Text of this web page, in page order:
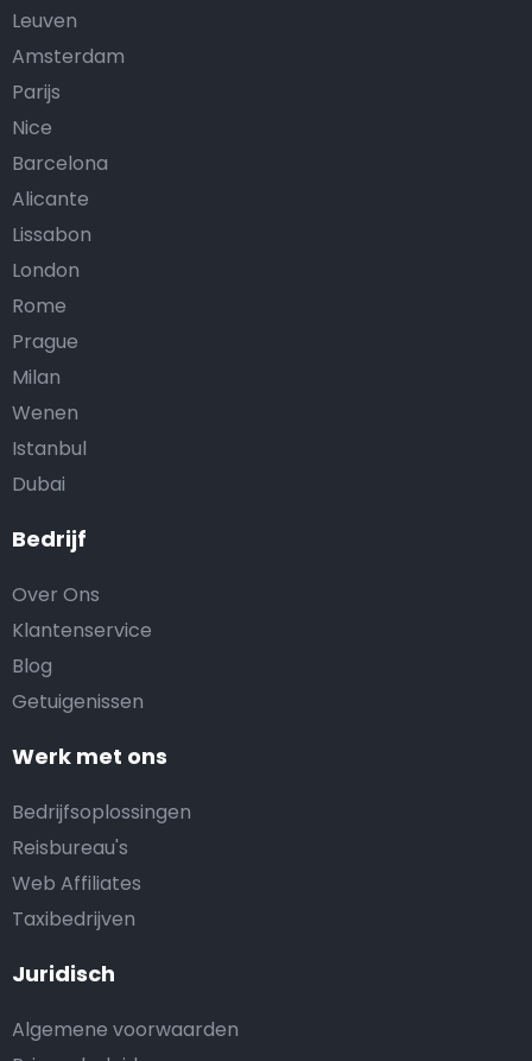
Bedrijf
Over Ons
Klantenservice
Blog
Getuigenissen
Werk met ons
Bedrijfsoplossingen
Reisbureau's
Web Affiliates
Taxibedrijven
Juridisch
Algemene voorwaarden
Leuven
Amsterdam
Parijs
Nice
Barcelona
Alicante
Lissabon
London
Rome
Prague
Milan
Wenen
Istanbul
Dubai